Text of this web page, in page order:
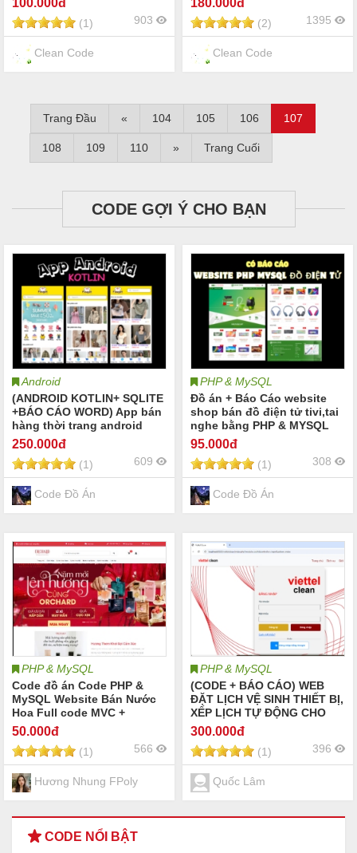
100.000đ
(1) 903
Clean Code
180.000đ
(2) 1395
Clean Code
Trang Đầu « 104 105 106 107
108 109 110 » Trang Cuối
CODE GỢI Ý CHO BẠN
Android
(ANDROID KOTLIN+ SQLITE
+BÁO CÁO WORD) App bán
hàng thời trang android
kotlin có đầy đủ chức năng
quản trị và đặt hàng, xem
giỏ hàng ,mini chat, xem chi
tiết đơn hàng, thêm , sửa,
xóa.
250.000đ
(1) 609
Code Đồ Án
PHP & MySQL
Đồ án + Báo Cáo website
shop bán đồ điện tử tivi,tai
nghe bằng PHP & MYSQL
đầy đủ chức năng quản trị
và người dùng: giỏ hàng,
đặt hàng,thêm, sửa, xóa
sản phẩm (kèm báo cáo
WORD 60 trang đủ 7 loại
UML)
95.000đ
(1) 308
Code Đồ Án
PHP & MySQL
Code đồ án Code PHP &
MySQL Website Bán Nước
Hoa Full code MVC +
Database
50.000đ
(1) 566
Hương Nhung FPoly
PHP & MySQL
(CODE + BÁO CÁO) WEB
ĐẶT LỊCH VỆ SINH THIẾT BỊ,
XẾP LỊCH TỰ ĐỘNG CHO
NHÂN VIÊN
300.000đ
(1) 396
Quốc Lâm
CODE NỔI BẬT